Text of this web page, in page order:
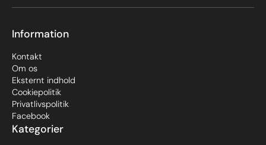
Kategorier
Information
Kontakt
Om os
Eksternt indhold
Cookiepolitik
Privatlivspolitik
Facebook